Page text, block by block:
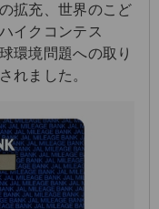
拡充、世界のこど
イクコンテス
環境問題への取り
れました。